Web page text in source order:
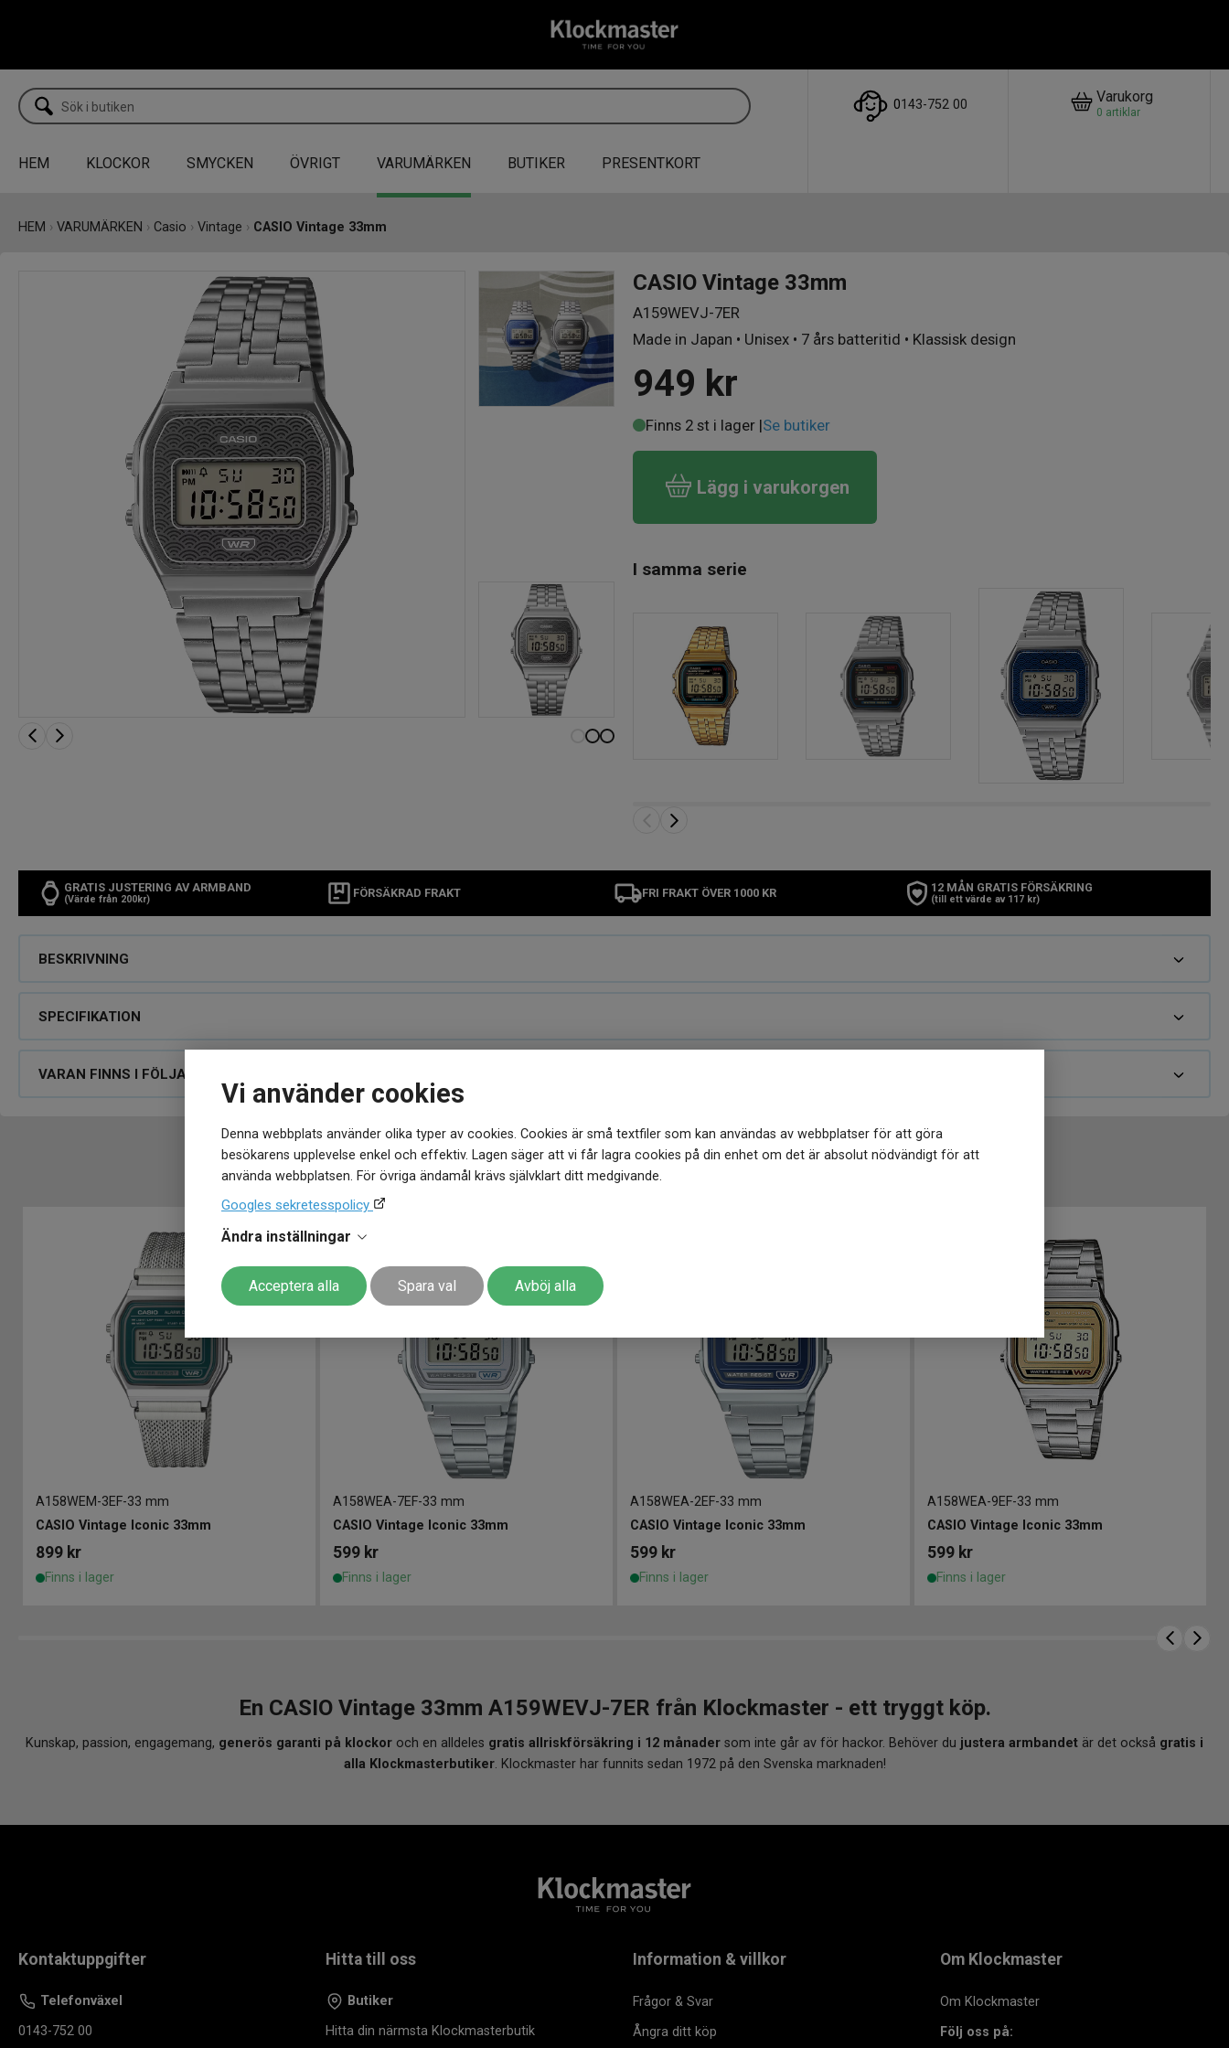
Vi använder cookies
Denna webbplats använder olika typer av cookies. Cookies är små textfiler som kan användas av webbplatser för att göra
besökarens upplevelse enkel och effektiv. Lagen säger att vi får lagra cookies på din enhet om det är absolut nödvändigt för att
använda webbplatsen. För övriga ändamål krävs självklart ditt medgivande.
Googles sekretesspolicy
Ändra inställningar
Acceptera alla Spara val Avböj alla
0143-752 00 Varukorg
0 artiklar
HEM KLOCKOR SMYCKEN ÖVRIGT VARUMÄRKEN BUTIKER PRESENTKORT
HEM › VARUMÄRKEN › Casio › Vintage › CASIO Vintage 33mm
CASIO Vintage 33mm
A159WEVJ-7ER
Made in Japan • Unisex • 7 års batteritid • Klassisk design
949 kr
Finns 2 st i lager |Se butiker
Lägg i varukorgen
I samma serie
GRATIS JUSTERING AV ARMBAND
(Värde från 200kr) FÖRSÄKRAD FRAKT FRI FRAKT ÖVER 1000 KR 12 MÅN GRATIS FÖRSÄKRING
(till ett värde av 117 kr)
BESKRIVNING
SPECIFIKATION
VARAN FINNS I FÖLJANDE BUTIKER
MER FRÅN SAMMA VARUMÄRKE
A158WEM-3EF-33 mm
CASIO Vintage Iconic 33mm
899 kr
Finns i lager
A158WEA-7EF-33 mm
CASIO Vintage Iconic 33mm
599 kr
Finns i lager
A158WEA-2EF-33 mm
CASIO Vintage Iconic 33mm
599 kr
Finns i lager
A158WEA-9EF-33 mm
CASIO Vintage Iconic 33mm
599 kr
Finns i lager
En CASIO Vintage 33mm A159WEVJ-7ER från Klockmaster - ett tryggt köp.
Kunskap, passion, engagemang, generös garanti på klockor och en alldeles gratis allriskförsäkring i 12 månader som inte går av för hackor. Behöver du justera armbandet är det också gratis i
alla Klockmasterbutiker. Klockmaster har funnits sedan 1972 på den Svenska marknaden!
Kontaktuppgifter
Telefonväxel
0143-752 00
Hitta till oss
Butiker
Hitta din närmsta Klockmasterbutik
Information & villkor
Frågor & Svar
Ångra ditt köp
Om Klockmaster
Om Klockmaster
Följ oss på: